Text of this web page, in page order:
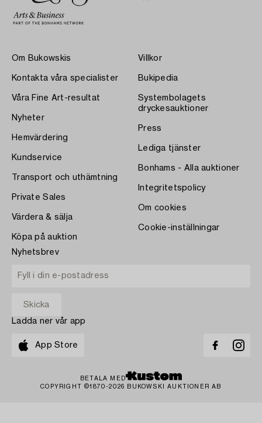
Om Bukowskis
Kontakta våra specialister
Våra Fine Art-resultat
Nyheter
Hemvärdering
Kundservice
Transport och uthämtning
Private Sales
Värdera & sälja
Köpa på auktion
Villkor
Bukipedia
Systembolagets
dryckesauktioner
Press
Lediga tjänster
Bonhams - Alla auktioner
Integritetspolicy
Om cookies
Cookie-inställningar
Nyhetsbrev
Ladda ner vår app
App Store
BETALA MED
COPYRIGHT ©1870-2026 BUKOWSKI AUKTIONER AB